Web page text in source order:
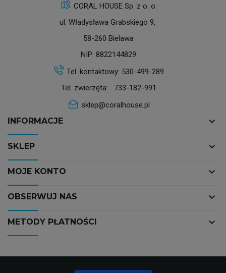
CORAL HOUSE Sp. z o. o.
ul. Władysława Grabskiego 9,
58-260 Bielawa
NIP: 8822144829
Tel. kontaktowy: 530-499-289
Tel. zwierzęta: 733-182-991
sklep@coralhouse.pl
INFORMACJE keyboard_arrow_down
SKLEP keyboard_arrow_down
MOJE KONTO keyboard_arrow_down
OBSERWUJ NAS keyboard_arrow_down
METODY PŁATNOŚCI keyboard_arrow_down